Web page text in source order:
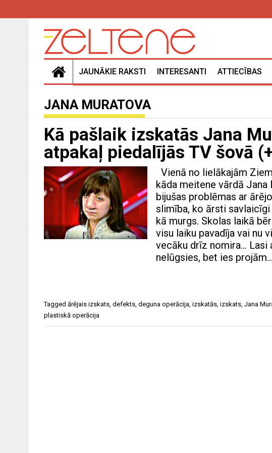
JAUNĀKIE RAKSTI INTERESANTI ATTIECĪBAS
JANA MURATOVA
Kā pašlaik izskatās Jana
atpakaļ piedalījās TV šovā
Vienā no lielākajām
kāda meitene vārdā
bijušas problēmas ar
slimība, ko ārsti
kā murgs. Skolas laikā
visu laiku pavadīja vai nu
vecāku drīz nomira… Lasi
nelūgsies, bet ies projām…
Tagged ārējais izskats, defekts, deguna operācija, izskatās, izskats, Jana
plastiskā operācija